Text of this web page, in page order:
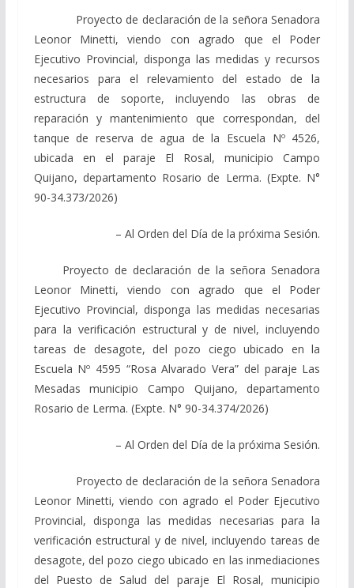
Proyecto de declaración de la señora Senadora
Leonor Minetti, viendo con agrado que el Poder
Ejecutivo Provincial, disponga las medidas y recursos
necesarios para el relevamiento del estado de la
estructura de soporte, incluyendo las obras de
reparación y mantenimiento que correspondan, del
tanque de reserva de agua de la Escuela Nº 4526,
ubicada en el paraje El Rosal, municipio Campo
Quijano, departamento Rosario de Lerma. (Expte. N°
90-34.373/2026)
– Al Orden del Día de la próxima Sesión.
Proyecto de declaración de la señora Senadora
Leonor Minetti, viendo con agrado que el Poder
Ejecutivo Provincial, disponga las medidas necesarias
para la verificación estructural y de nivel, incluyendo
tareas de desagote, del pozo ciego ubicado en la
Escuela Nº 4595 “Rosa Alvarado Vera” del paraje Las
Mesadas municipio Campo Quijano, departamento
Rosario de Lerma. (Expte. N° 90-34.374/2026)
– Al Orden del Día de la próxima Sesión.
Proyecto de declaración de la señora Senadora
Leonor Minetti, viendo con agrado el Poder Ejecutivo
Provincial, disponga las medidas necesarias para la
verificación estructural y de nivel, incluyendo tareas de
desagote, del pozo ciego ubicado en las inmediaciones
del Puesto de Salud del paraje El Rosal, municipio